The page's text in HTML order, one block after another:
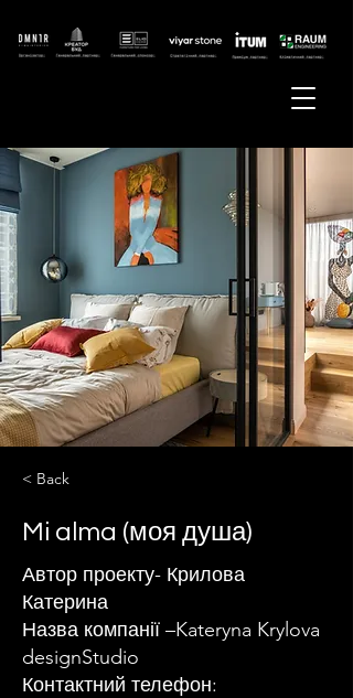
< Back
Mi alma (моя душа)
Автор проекту- Крилова
Катерина
Назва компанії –Kateryna Krylova
designStudio
Контактний телефон: